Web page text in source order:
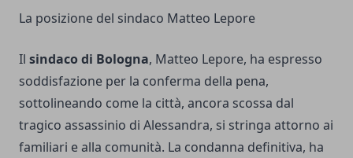
La posizione del sindaco Matteo Lepore
Il sindaco di Bologna, Matteo Lepore, ha espresso
soddisfazione per la conferma della pena,
sottolineando come la città, ancora scossa dal
tragico assassinio di Alessandra, si stringa attorno ai
familiari e alla comunità. La condanna definitiva, ha